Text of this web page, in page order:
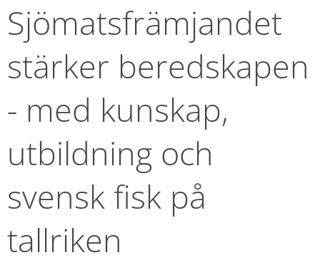
Sjömatsfrämjandet
stärker beredskapen
- med kunskap,
utbildning och
svensk fisk på
tallriken